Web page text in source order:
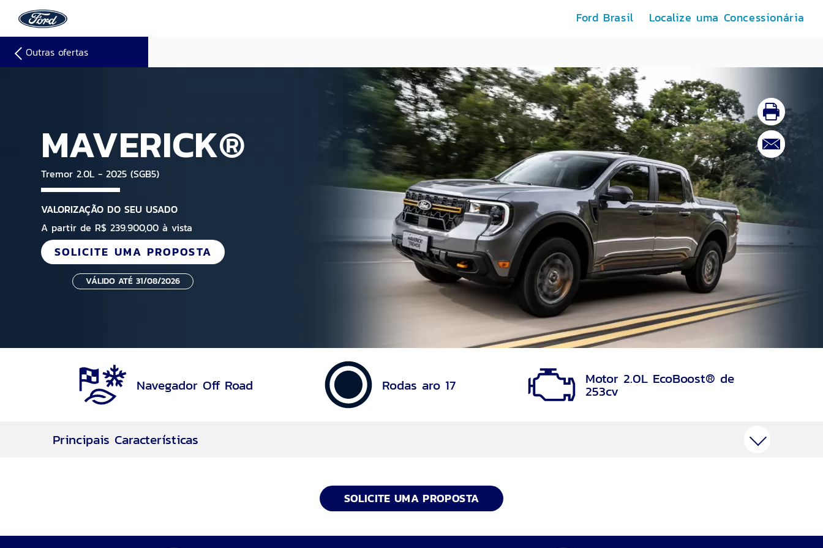
Ford Brasil Localize uma Concessionária
Outras ofertas
MAVERICK®
Tremor 2.0L - 2025 (SGB5)
VALORIZAÇÃO DO SEU USADO
A partir de R$ 239.900,00 à vista
SOLICITE UMA PROPOSTA
VÁLIDO ATÉ 31/08/2026
Navegador Off Road Rodas aro 17 Motor 2.0L EcoBoost® de
253cv
Principais Características
Transmissão Automática de 8 velocidades com E-Shifter
SOLICITE UMA PROPOSTA